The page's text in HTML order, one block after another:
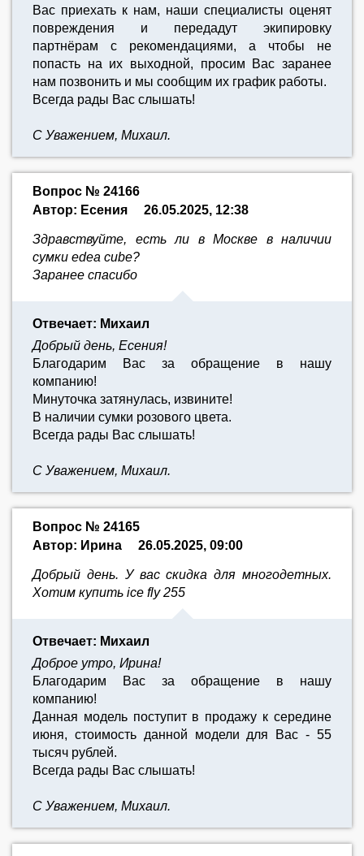
Вас приехать к нам, наши специалисты оценят
повреждения и передадут экипировку
партнёрам с рекомендациями, а чтобы не
попасть на их выходной, просим Вас заранее
нам позвонить и мы сообщим их график работы.
Всегда рады Вас слышать!
С Уважением, Михаил.
Вопрос № 24166
Автор: Есения
26.05.2025, 12:38
Здравствуйте, есть ли в Москве в наличии
сумки edea cube?
Заранее спасибо
Отвечает: Михаил
Добрый день, Есения!
Благодарим Вас за обращение в нашу
компанию!
Минуточка затянулась, извините!
В наличии сумки розового цвета.
Всегда рады Вас слышать!
С Уважением, Михаил.
Вопрос № 24165
Автор: Ирина
26.05.2025, 09:00
Добрый день. У вас скидка для многодетных.
Хотим купить ice fly 255
Отвечает: Михаил
Доброе утро, Ирина!
Благодарим Вас за обращение в нашу
компанию!
Данная модель поступит в продажу к середине
июня, стоимость данной модели для Вас - 55
тысяч рублей.
Всегда рады Вас слышать!
С Уважением, Михаил.